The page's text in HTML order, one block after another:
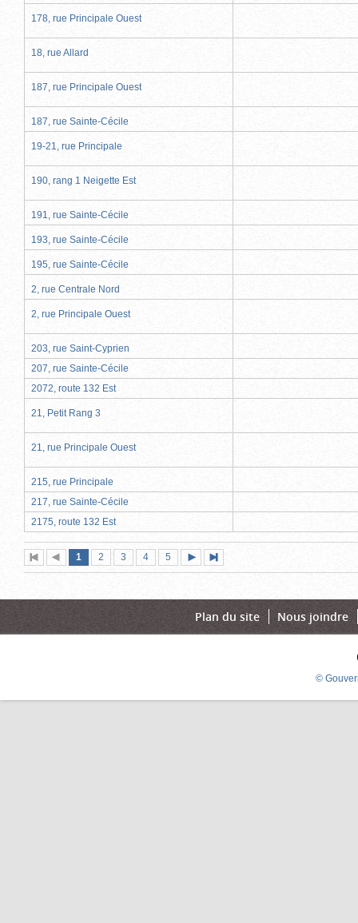
178, rue Principale Ouest
18, rue Allard
187, rue Principale Ouest
187, rue Sainte-Cécile
19-21, rue Principale
190, rang 1 Neigette Est
191, rue Sainte-Cécile
193, rue Sainte-Cécile
195, rue Sainte-Cécile
2, rue Centrale Nord
2, rue Principale Ouest
203, rue Saint-Cyprien
207, rue Sainte-Cécile
2072, route 132 Est
21, Petit Rang 3
21, rue Principale Ouest
215, rue Principale
217, rue Sainte-Cécile
2175, route 132 Est
Première
page
Page
précédente
Page
1 (page
actuelle)
Page
2 Page
3 Page
4 Page
5
suivante
page
Plan du site Nous joindre
©